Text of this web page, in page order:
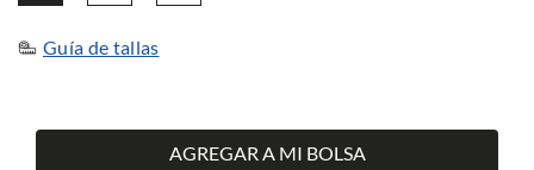
Guía de tallas
AGREGAR A MI BOLSA